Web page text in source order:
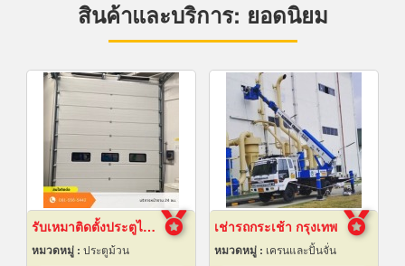
สินค้าและบริการ: ยอดนิยม
รับเหมาติดตั้งประตูไฮสปีดดอร์
หมวดหมู่ : ประตูม้วน
เช่ารถกระเช้า กรุงเทพ
หมวดหมู่ : เครนและปั้นจั่น